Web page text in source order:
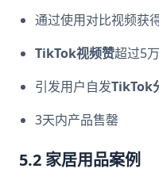
通过使用对比视频获
TikTok视频赞超过5万
引发用户自发TikTok
3天内产品售罄
5.2 家居用品案例